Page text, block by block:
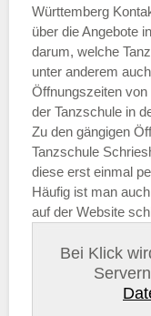
Württemberg
über die Angebote
darum, welche
unter anderem
Öffnungszeiten
der Tanzschule in
Zu den gängigen
Tanzschule
diese erst einmal
Häufig ist man
auf der Website
Bei Klick